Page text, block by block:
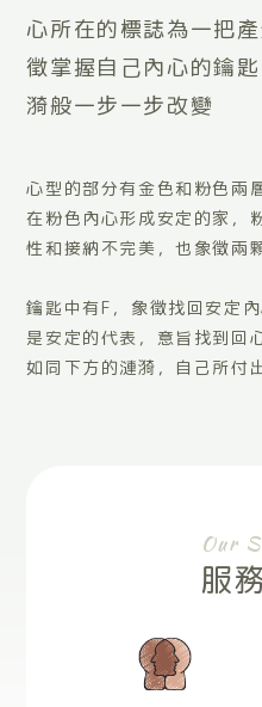
心所在的標誌為一把
徵掌握自己內心的鑰
漪般一步一步改變
心型的部分有金色和粉色兩
在粉色內心形成安定的家，
性和接納不完美，也象徵兩
鑰匙中有F，象徵找回安定
是安定的代表，意旨找到回
如同下方的漣漪，自己所付
Our
服